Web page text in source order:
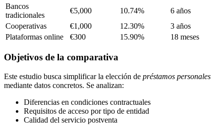
Bancos
tradicionales
€5,000 10.74%
6 años
Cooperativas
€1,000 12.30%
3 años
Plataformas online
€300 15.90% 18 meses
Objetivos de la comparativa
Este estudio busca simplificar la elección de préstamos personales
mediante datos concretos. Se analizan:
Diferencias en condiciones contractuales
Requisitos de acceso por tipo de entidad
Calidad del servicio postventa